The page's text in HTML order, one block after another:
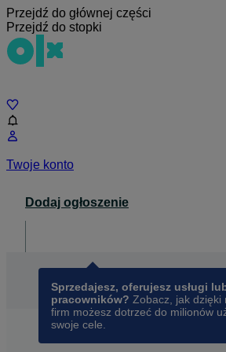
Przejdź do głównej części
Przejdź do stopki
Twoje konto
Dodaj ogłoszenie
Sprzedajesz, oferujesz usługi
pracowników? Zobacz, jak dzięki
firm możesz dotrzeć do milionów
swoje cele.